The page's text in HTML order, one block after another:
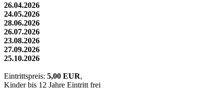
26.04.2026
24.05.2026
28.06.2026
26.07.2026
23.08.2026
27.09.2026
25.10.2026
Eintrittspreis: 5,00 EUR,
Kinder bis 12 Jahre Eintritt frei